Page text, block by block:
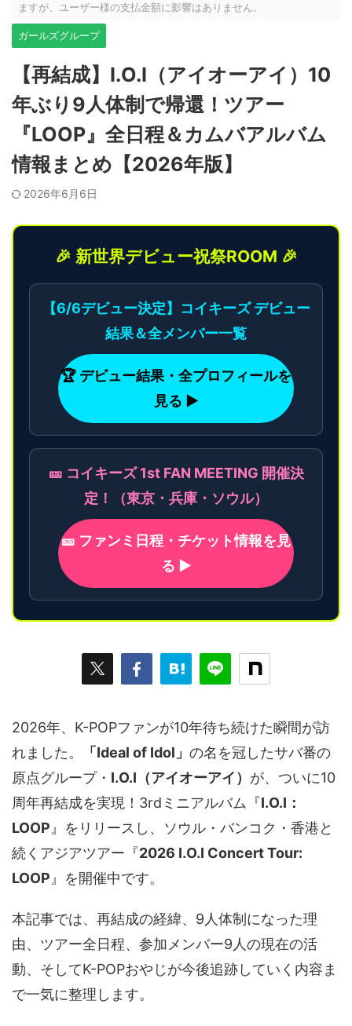
ますが、ユーザー様の支払金額に影響はありません。
ガールズグループ
【再結成】I.O.I（アイオーアイ）10
年ぶり9人体制で帰還！ツアー
『LOOP』全日程＆カムバアルバム
情報まとめ【2026年版】
2026年6月6日
🎉 新世界デビュー祝祭ROOM 🎉
【6/6デビュー決定】コイキーズ デビュー
結果＆全メンバー一覧
🏆 デビュー結果・全プロフィールを
見る ▶
🎫 コイキーズ 1st FAN MEETING 開催決
定！（東京・兵庫・ソウル）
🎫 ファンミ日程・チケット情報を見
る ▶
2026年、K-POPファンが10年待ち続けた瞬間が訪
れました。
「Ideal of Idol」 の名を冠したサバ番の
原点グループ・ I.O.I（アイオーアイ） が、ついに10
周年再結成を実現！3rdミニアルバム『I.O.I：
LOOP 』をリリースし、ソウル・バンコク・香港と
続くアジアツアー『2026 I.O.I Concert Tour:
LOOP 』を開催中です。
本記事では、再結成の経緯、9人体制になった理
由、ツアー全日程、参加メンバー9人の現在の活
動、そしてK-POPおやじが今後追跡していく内容ま
で一気に整理します。